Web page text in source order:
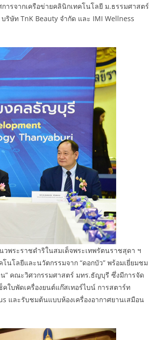
รจากเครือข่ายคลินิกเทคโนโลยี ม.ธรรมศาสตร์
ษัท TnK Beauty จำกัด และ IMI Wellness
พระราชดำริในสมเด็จพระเทพรัตนราชสุดา ฯ
ลยีและนวัตกรรมจาก “ดอกบัว” พร้อมเยี่ยมชม
” คณะวิศวกรรมศาสตร์ มทร.ธัญบุรี ซึ่งมีการจัด
ใบพัดเครื่องยนต์แก๊สเทอร์ไบน์ การสตาร์ท
และรับชมต้นแบบห้องเครื่องอากาศยานเสมือน